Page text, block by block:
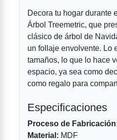
Decora tu hogar durante
Árbol Treemetric, que
clásico de árbol de
un follaje envolvente. Lo
tamaños, lo que lo hace
espacio, ya sea como
como regalo para
Especificaciones
Proceso de
Material: MDF